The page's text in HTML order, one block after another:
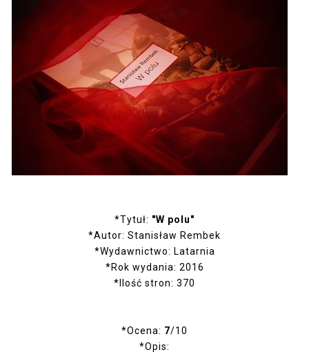
*Tytuł: "W polu"
*Autor: Stanisław Rembek
*Wydawnictwo: Latarnia
*Rok wydania: 2016
*Ilość stron: 370
*Ocena: 7/10
*Opis: